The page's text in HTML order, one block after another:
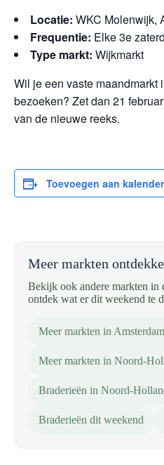
Locatie: WKC Molenwijk,
Frequentie: Elke 3e
Type markt: Wijkmarkt
Wil je een vaste maandmarkt
bezoeken? Zet dan 21
van de nieuwe reeks.
Toevoegen aan kalender
Meer markten
Bekijk ook andere markten in
ontdek wat er dit weekend te
Meer markten in Amsterdam
Meer markten in Noord-
Braderieën in Noord-
Braderieën dit weekend